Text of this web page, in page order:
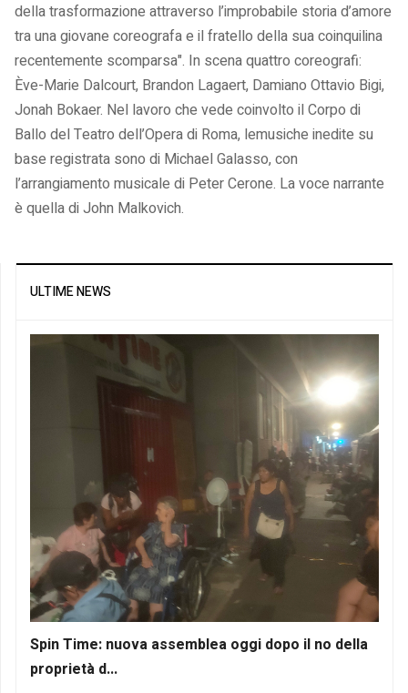
della trasformazione attraverso l’improbabile storia d’amore
tra una giovane coreografa e il fratello della sua coinquilina
recentemente scomparsa". In scena quattro coreografi:
Ève-Marie Dalcourt, Brandon Lagaert, Damiano Ottavio Bigi,
Jonah Bokaer. Nel lavoro che vede coinvolto il Corpo di
Ballo del Teatro dell’Opera di Roma, lemusiche inedite su
base registrata sono di Michael Galasso, con
l’arrangiamento musicale di Peter Cerone. La voce narrante
è quella di John Malkovich.
ULTIME NEWS
Spin Time: nuova assemblea oggi dopo il no della
proprietà d...